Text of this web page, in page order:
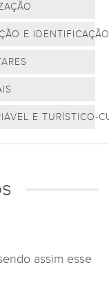
E IDENTIFICAÇÃO
E TURÍSTICO-
assim esse